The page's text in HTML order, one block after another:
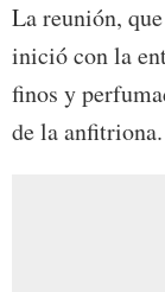
La reunión,
inició con la
finos y
de la anfitriona.